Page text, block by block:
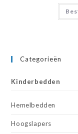
Categorieën
Kinderbedden
Hemelbedden
Hoogslapers